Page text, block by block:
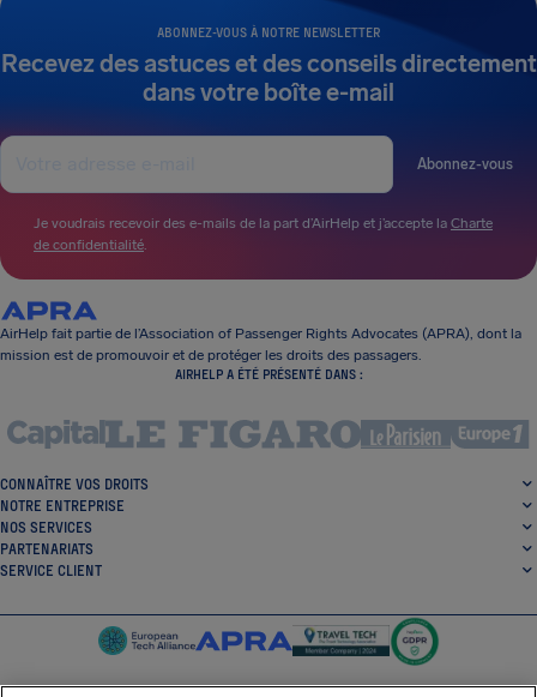
ABONNEZ-VOUS À NOTRE NEWSLETTER
Recevez des astuces et des conseils directement
dans votre boîte e-mail
Abonnez-vous
Je voudrais recevoir des e-mails de la part d’AirHelp et j’accepte la Charte
de confidentialité.
AirHelp fait partie de l’Association of Passenger Rights Advocates (APRA), dont la
mission est de promouvoir et de protéger les droits des passagers.
AIRHELP A ÉTÉ PRÉSENTÉ DANS :
CONNAÎTRE VOS DROITS
NOTRE ENTREPRISE
NOS SERVICES
PARTENARIATS
SERVICE CLIENT